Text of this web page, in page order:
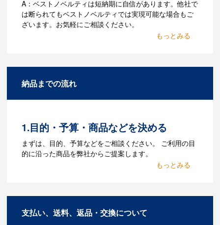
A：ベストノベルティは短納期に自信があります。他社で
は断られてもベストノベルティでは実現可能な場合もご
ざいます。お気軽にご相談ください。
があります。Adobe illustratorのaiファイ
Q：ウェブサイトに掲載され
ていないオリジナルのノベル
タマイズが可能です。お気軽にご相談く
納品までの流れ
1.目的・予算・商品などを決める
まずは、目的、予算などをご相談ください。 ご利用の目
的に沿った商品を弊社からご提案します。
お見積を弊社からお出しします。
支払い、送料、返品・交換について